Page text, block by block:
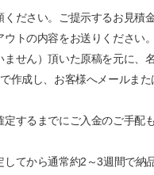
ください。ご提示するお見積
ウトの内容をお送りください
せん）頂いた原稿を元に、
作成し、お客様へメールま
定するまでにご入金のご手配
てから通常約2～3週間で納